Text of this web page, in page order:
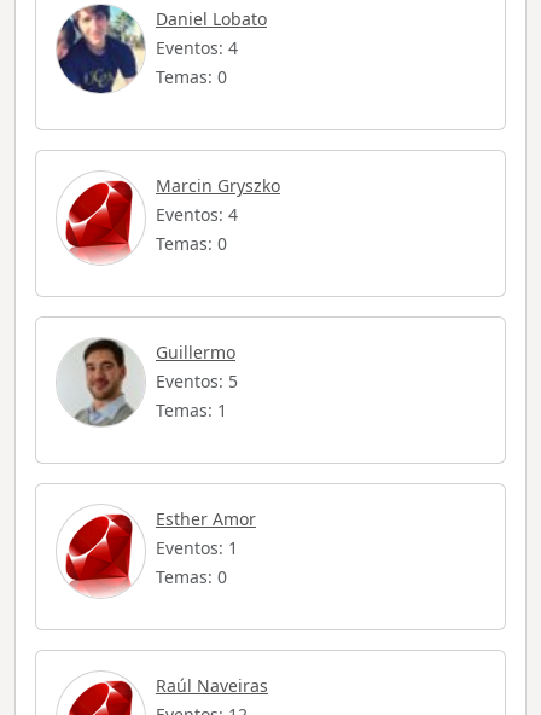
Daniel Lobato
Eventos: 4
Temas: 0
Marcin Gryszko
Eventos: 4
Temas: 0
Guillermo
Eventos: 5
Temas: 1
Esther Amor
Eventos: 1
Temas: 0
Raúl Naveiras